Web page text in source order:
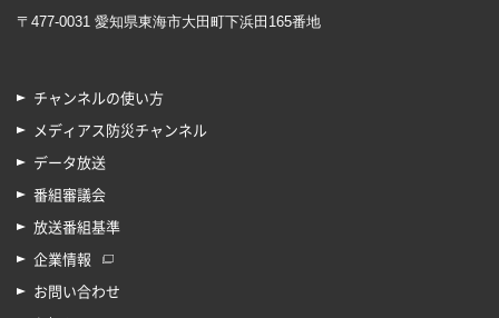
〒477-0031 愛知県東海市大田町下浜田165番地
チャンネルの使い方
メディアス防災チャンネル
データ放送
番組審議会
放送番組基準
企業情報
お問い合わせ